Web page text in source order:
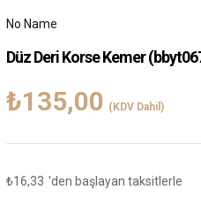
No Name
Düz Deri Korse Kemer
₺135,00 (KDV Dahil)
₺16,33 'den başlayan taksitlerle